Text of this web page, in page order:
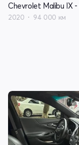
2020 94 000 км